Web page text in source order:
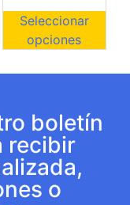
Seleccionar
opciones
boletín
recibir
o